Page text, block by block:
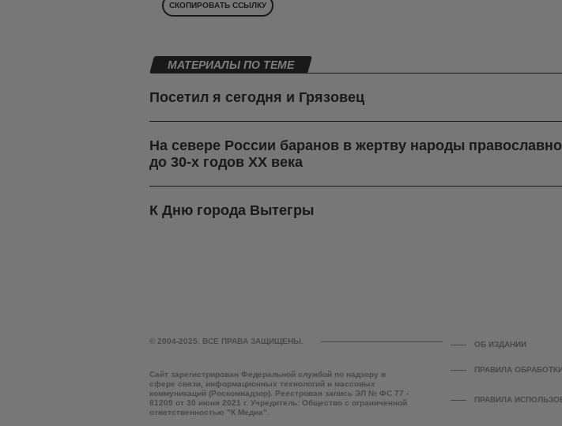
СКОПИРОВАТЬ ССЫЛКУ
МАТЕРИАЛЫ ПО ТЕМЕ
Посетил я сегодня и Грязовец
На севере России баранов в жертву народы
до 30-х годов ХХ века
К Дню города Вытегры
© 2004-2025. ВСЕ ПРАВА ЗАЩИЩЕНЫ.
Сайт зарегистрирован Федеральной службой по надзору в
сфере связи, информационных технологий и массовых
коммуникаций (Роскомнадзор). Реестровая запись ЭЛ № ФС 77 -
81209 от 30 июня 2021 г. Учредитель: Общество с ограниченной
ответственностью "К Медиа".
ОБ ИЗДАНИИ
ПРАВИЛА
ПРАВИЛА